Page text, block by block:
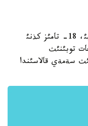
. قازاقپارات /مذرات جاكةيةأ/ - بةيسةنبئ، 18- تامئز كذنئ
توبئنئث
سةمةي قالاسئندا